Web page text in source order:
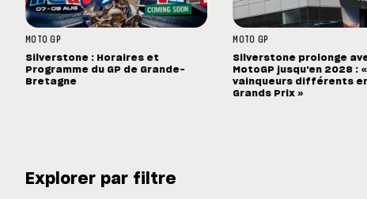
MOTO GP
Silverstone : Horaires et
Programme du GP de Grande-
Bretagne
MOTO GP
Silverstone prolonge
MotoGP jusqu'en 2028 : «
vainqueurs différents
Grands Prix »
Explorer par filtre